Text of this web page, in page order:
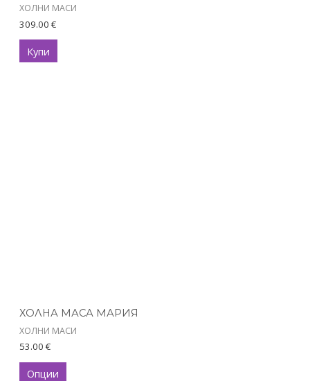
ХОЛНИ МАСИ
309.00 €
Купи
ХОЛНА МАСА МАРИЯ
ХОЛНИ МАСИ
53.00 €
Опции
page